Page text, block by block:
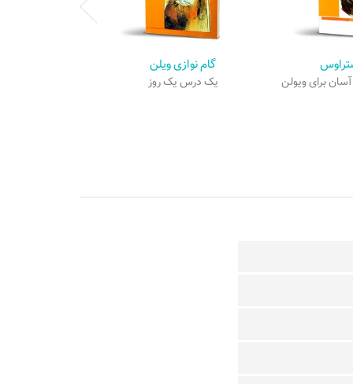
برای ویولن
گام نوازی ویلن
یک درس یک روز